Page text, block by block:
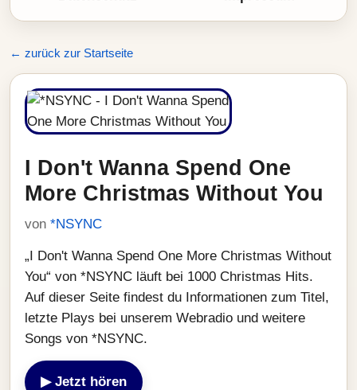
← zurück zur Startseite
I Don't Wanna Spend One
More Christmas Without You
von *NSYNC
„I Don't Wanna Spend One More Christmas Without
You“ von *NSYNC läuft bei 1000 Christmas Hits.
Auf dieser Seite findest du Informationen zum Titel,
letzte Plays bei unserem Webradio und weitere
Songs von *NSYNC.
▶ Jetzt hören